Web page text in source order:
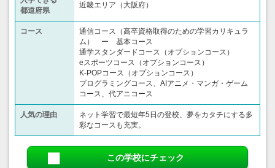
都道府県
近畿エリア（大阪府）
コース
通信コース（高卒資格取得のための学習カリキュラ
ム） ー 基本コース
通学スタンダードコース（オプションコース）
eスポーツコース（オプションコース）
K-POPコース（オプションコース）
プログラミングコース、AIアニメ・マンガ・ゲーム
コース、代アニコース
人気の理由
ネット学習で最短年5日の登校、夢をカタチにする多
彩なコースも充実。
この学校にチェック